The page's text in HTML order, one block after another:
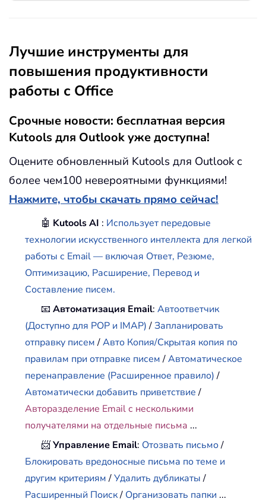
Лучшие инструменты для
повышения продуктивности
работы с Office
Срочные новости: бесплатная версия
Kutools для Outlook уже доступна!
Оцените обновленный Kutools для Outlook с
более чем100 невероятными функциями!
Нажмите, чтобы скачать прямо сейчас!
🤖 Kutools AI : Использует передовые
технологии искусственного интеллекта для легкой
работы с Email — включая Ответ, Резюме,
Оптимизацию, Расширение, Перевод и
Составление писем.
📧Автоматизация Email:Автоответчик
(Доступно для POP и IMAP)/Запланировать
отправку писем/Авто Копия/Скрытая копия по
правилам при отправке писем/Автоматическое
перенаправление (Расширенное правило)/
Автоматически добавить приветствие/
Авторазделение Email с несколькими
получателями на отдельные письма ...
📨Управление Email: Отозвать письмо/
Блокировать вредоносные письма по теме и
другим критериям/Удалить дубликаты/
Расширенный Поиск/ Организовать папки ...